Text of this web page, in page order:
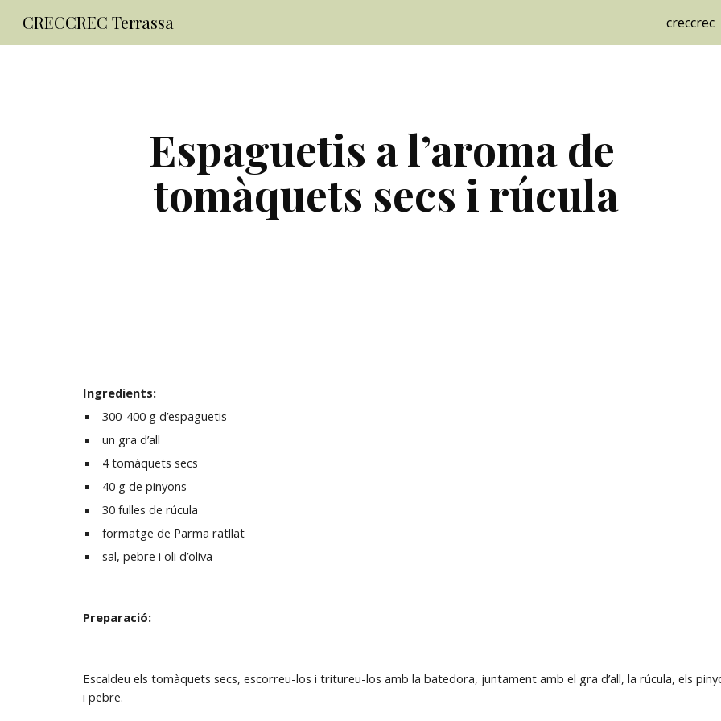
Skip to
CRECCREC Terrassa creccrec
Espaguetis a l’aroma de
tomàquets secs i rúcula
Ingredients:
300-400 g d’espaguetis
un gra d’all
4 tomàquets secs
40 g de pinyons
30 fulles de rúcula
formatge de Parma ratllat
sal, pebre i oli d’oliva
Preparació:
Escaldeu els tomàquets secs, escorreu-los i tritureu-los amb la batedora, juntament amb el gra d’all, la rúcula, els
i pebre.